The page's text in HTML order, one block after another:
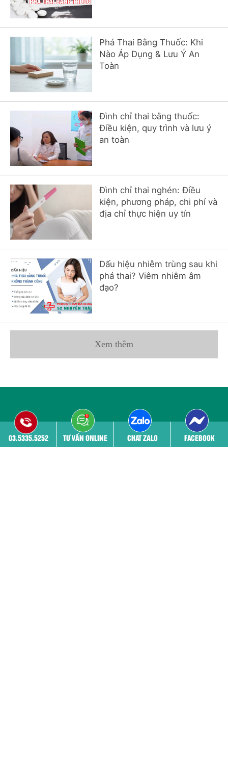
Phá Thai Bằng Thuốc: Khi
Nào Áp Dụng & Lưu Ý An
Toàn
Đình chỉ thai bằng thuốc:
Điều kiện, quy trình và lưu ý
an toàn
Đình chỉ thai nghén: Điều
kiện, phương pháp, chi phí và
địa chỉ thực hiện uy tín
Dấu hiệu nhiễm trùng sau khi
phá thai? Viêm nhiễm âm
đạo?
Xem thêm
03.5335.5252 TƯ VẤN ONLINE CHAT ZALO FACEBOOK